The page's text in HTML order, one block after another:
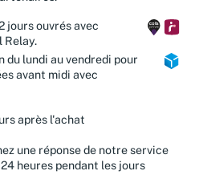
jours ouvrés avec
Relay.
du lundi au vendredi pour
avant midi avec
après l'achat
une réponse de notre service
heures pendant les jours